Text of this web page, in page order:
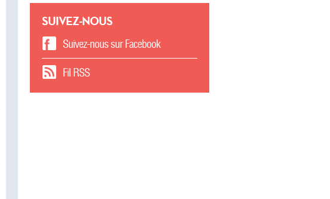
SUIVEZ-NOUS
Suivez-nous sur Facebook
Fil RSS